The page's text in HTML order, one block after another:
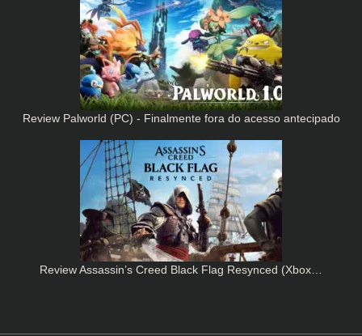
Review Palworld (PC) - Finalmente fora do acesso antecipado
Review Assassin’s Creed Black Flag Resynced (Xbox…